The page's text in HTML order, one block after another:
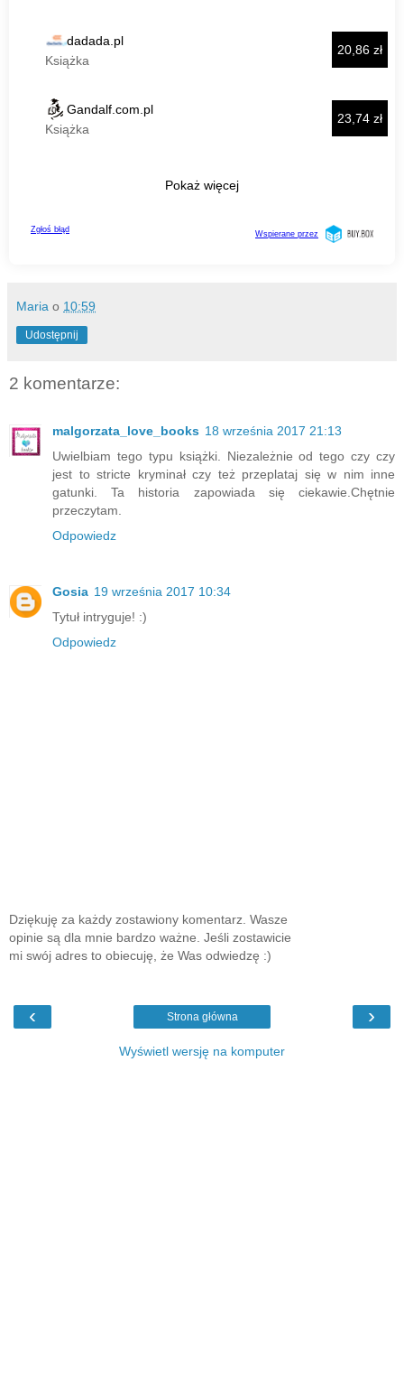
Maria o 10:59
Udostępnij
2 komentarze:
malgorzata_love_books 18 września 2017 21:13
Uwielbiam tego typu książki. Niezależnie od tego czy czy
jest to stricte kryminał czy też przeplataj się w nim inne
gatunki. Ta historia zapowiada się ciekawie.Chętnie
przeczytam.
Odpowiedz
Gosia 19 września 2017 10:34
Tytuł intryguje! :)
Odpowiedz
Dziękuję za każdy zostawiony komentarz. Wasze
opinie są dla mnie bardzo ważne. Jeśli zostawicie
mi swój adres to obiecuję, że Was odwiedzę :)
‹ ›
Strona główna
Wyświetl wersję na komputer